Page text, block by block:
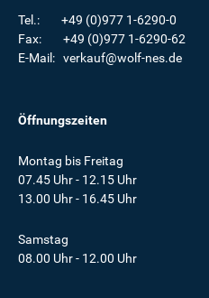
Tel.: +49 (0)977 1-6290-0
Fax: +49 (0)977 1-6290-62
E-Mail: verkauf@wolf-nes.de
Öffnungszeiten
Montag bis Freitag
07.45 Uhr - 12.15 Uhr
13.00 Uhr - 16.45 Uhr
Samstag
08.00 Uhr - 12.00 Uhr